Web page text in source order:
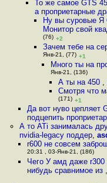
То же самое GTS
а проприетарные
Ну вы суровые Я
Монитор свой
(76) +2
Зачем тебе на
Янв-21, (77) +1
Много ты на
Янв-21, (136)
А ты на 450 ,
Смотря что
(171) +1
Да вот нуво цепляет
подцепить
А то ATi занималась
nvidia-legacy поддер,
r600 не совсем
20:31 , 03-Янв-21, (186)
Чего У амд даже r300
нибудь сравнимое из ,